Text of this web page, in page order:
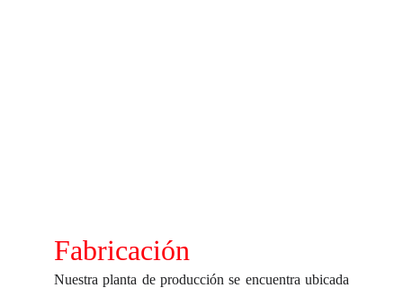
Fabricación
Nuestra planta de producción se encuentra ubicada